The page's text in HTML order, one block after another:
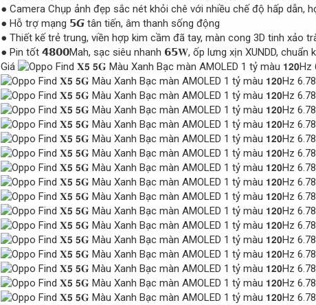
● Camera Chụp ảnh đẹp sắc nét khỏi chê với nhiều chế độ hấp dẫn,
● Hỗ trợ mạng 𝟱𝙂 tân tiến, âm thanh sống động
● Thiết kế trẻ trung, viền hợp kim cầm đã tay, màn cong 3D tinh xảo
● Pin tốt 𝟰𝟴𝟬𝟬Mah, sạc siêu nhanh 𝟲𝟱𝐖, ốp lưng xịn XUNDD, chuẩn
Giá